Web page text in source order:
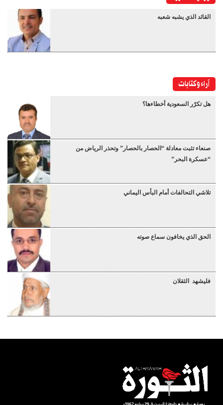
القائد الذي يشبه شعبه
آراء وكتابات
هل تكرّر السعودية أخطاءها؟
صنعاء تثبت معادلة “الحصار بالحصار” وتحذر الرياض من
“عسكرة البحر”
تلاشي التحالفات أمام البأس اليماني
الحق الذي يخافون سماع صوته
فليشهد الثقلان